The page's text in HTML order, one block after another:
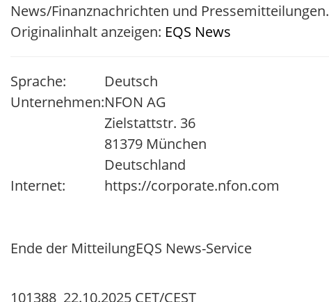
News/Finanznachrichten und Pressemitteilungen.
Originalinhalt anzeigen: EQS News
Sprache:
Deutsch
Unternehmen:NFON AG
Zielstattstr. 36
81379 München
Deutschland
Internet:
https://corporate.nfon.com
Ende der MitteilungEQS News-Service
101388 22.10.2025 CET/CEST